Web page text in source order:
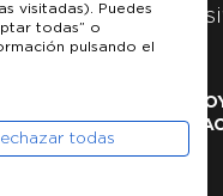
LOS
visitadas). Puedes
todas” o
pulsando el
todas